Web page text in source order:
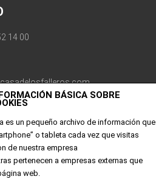
14 00
Quevedo 6
Valencia
BÁSICA SOBRE
es un pequeño archivo de información que
o tableta cada vez que visitas
de nuestra empresa
pertenecen a empresas externas que
web.